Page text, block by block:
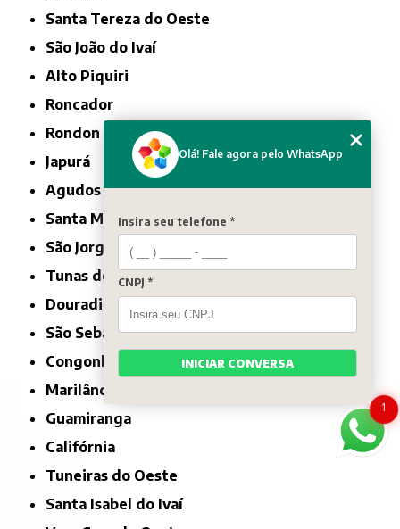
Santa Tereza do Oeste
São João do Ivaí
Alto Piquiri
Roncador
Rondon
Japurá
Agudos do Sul
Santa Maria do Oeste
São Jorge d'Oeste
Tunas do Paraná
Douradina
São Sebastião da Amoreira
Congonhinhas
Marilândia do Sul
Guamiranga
Califórnia
Tuneiras do Oeste
Santa Isabel do Ivaí
1
Olá! Fale agora pelo WhatsApp
Insira seu telefone *
CNPJ *
INICIAR CONVERSA